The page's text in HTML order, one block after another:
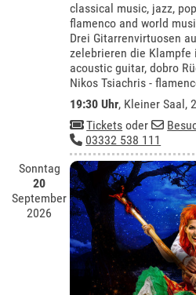
classical music, jazz,
flamenco and world
Drei Gitarrenvirtuosen
zelebrieren die
acoustic guitar, dobro
Nikos Tsiachris -
19:30 Uhr, Kleiner Saal ,
Tickets oder
03332 538 111
Sonntag
20
September
2026